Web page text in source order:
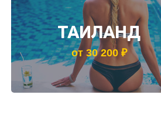
ТАИЛАНД
от 30 200 ₽